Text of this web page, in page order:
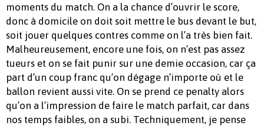
moments du match. On a la chance d’ouvrir le score,
donc à domicile on doit soit mettre le bus devant le but,
soit jouer quelques contres comme on l’a très bien fait.
Malheureusement, encore une fois, on n’est pas assez
tueurs et on se fait punir sur une demie occasion, car ça
part d’un coup franc qu’on dégage n’importe où et le
ballon revient aussi vite. On se prend ce penalty alors
qu’on a l’impression de faire le match parfait, car dans
nos temps faibles, on a subi. Techniquement, je pense